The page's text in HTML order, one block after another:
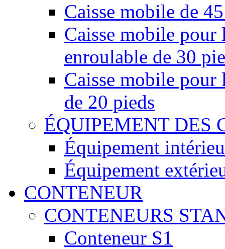
Caisse mobile de
Caisse mobile
enroulable de 30
Caisse mobile pour
de 20 pieds
ÉQUIPEMENT DES
Équipement
Équipement
CONTENEUR
CONTENEURS
Conteneur S1